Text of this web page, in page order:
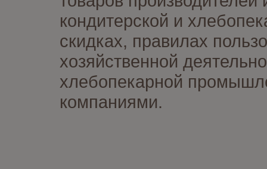
кондитерской и
скидках, правилах
хозяйственной
хлебопекарной
компаниями.